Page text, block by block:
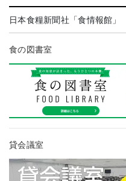
日本食糧新聞社「食情報館」
食の図書室
貸会議室